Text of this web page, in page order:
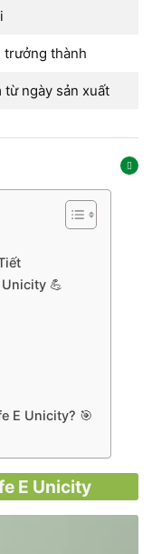
trưởng thành
từ ngày sản xuất
💪
E Unicity? 🎯
E Unicity